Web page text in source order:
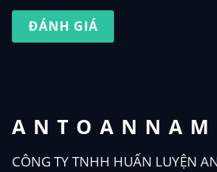
CÔNG TY TNHH HUẤN LUYỆN
ĐÁNH GIÁ